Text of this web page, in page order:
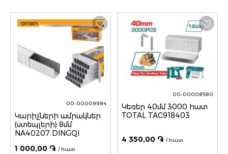
00-00009984
Կարիչների ամրակներ
(ստեպլերի) 8մմ
NA40207 DINGQI
1 000,00 ֏ / հատ
00-00008580
Կեռեր 40մմ 3000 հատ
TOTAL TAC918403
4 350,00 ֏ / հատ